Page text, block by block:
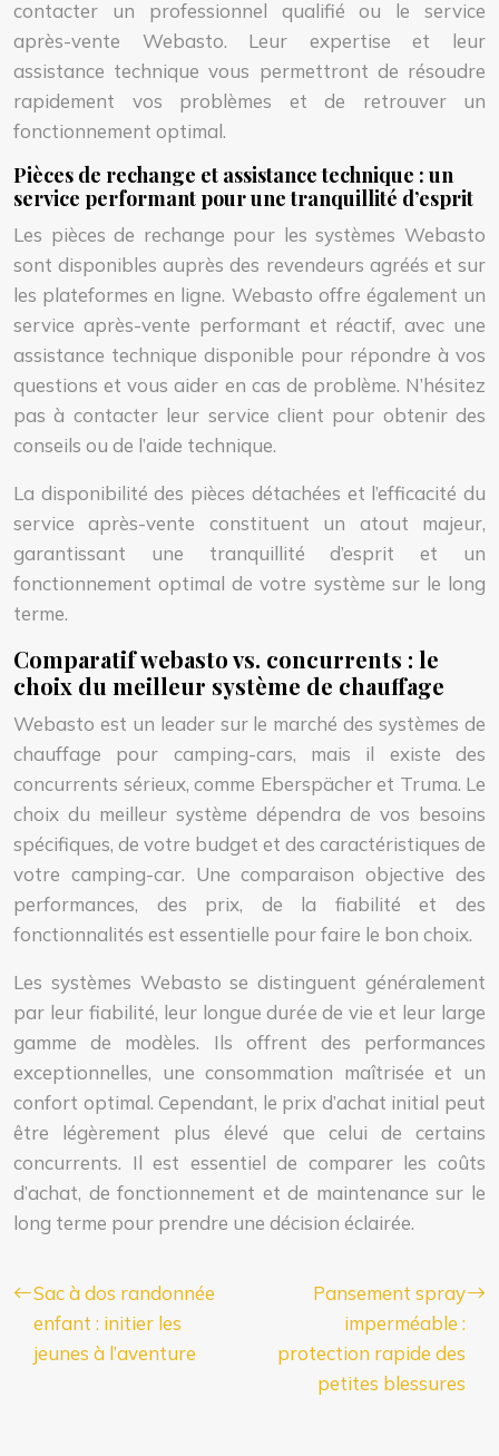
contacter un professionnel qualifié ou le service
après-vente Webasto. Leur expertise et leur
assistance technique vous permettront de résoudre
rapidement vos problèmes et de retrouver un
fonctionnement optimal.
Pièces de rechange et assistance technique : un
service performant pour une tranquillité d’esprit
Les pièces de rechange pour les systèmes Webasto
sont disponibles auprès des revendeurs agréés et sur
les plateformes en ligne. Webasto offre également un
service après-vente performant et réactif, avec une
assistance technique disponible pour répondre à vos
questions et vous aider en cas de problème. N’hésitez
pas à contacter leur service client pour obtenir des
conseils ou de l’aide technique.
La disponibilité des pièces détachées et l’efficacité du
service après-vente constituent un atout majeur,
garantissant une tranquillité d’esprit et un
fonctionnement optimal de votre système sur le long
terme.
Comparatif webasto vs. concurrents : le
choix du meilleur système de chauffage
Webasto est un leader sur le marché des systèmes de
chauffage pour camping-cars, mais il existe des
concurrents sérieux, comme Eberspächer et Truma. Le
choix du meilleur système dépendra de vos besoins
spécifiques, de votre budget et des caractéristiques de
votre camping-car. Une comparaison objective des
performances, des prix, de la fiabilité et des
fonctionnalités est essentielle pour faire le bon choix.
Les systèmes Webasto se distinguent généralement
par leur fiabilité, leur longue durée de vie et leur large
gamme de modèles. Ils offrent des performances
exceptionnelles, une consommation maîtrisée et un
confort optimal. Cependant, le prix d’achat initial peut
être légèrement plus élevé que celui de certains
concurrents. Il est essentiel de comparer les coûts
d’achat, de fonctionnement et de maintenance sur le
long terme pour prendre une décision éclairée.
Sac à dos randonnée
enfant : initier les
jeunes à l’aventure
Pansement spray
imperméable :
protection rapide des
petites blessures